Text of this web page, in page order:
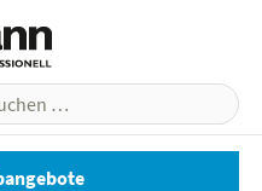
Nächstes